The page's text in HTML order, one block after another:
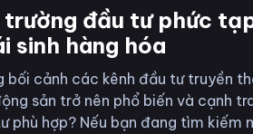
trường đầu tư phức
sinh hàng hóa
bối cảnh các kênh đầu tư truyền
sản trở nên phổ biến và cạnh
phù hợp? Nếu bạn đang tìm kiếm